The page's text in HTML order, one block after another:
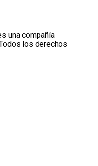
una compañía
los derechos